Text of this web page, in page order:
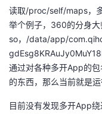
读取/proc/self/maps，
举个例子，360的分身
so，/data/app/
通过对各种多开App的
的东西，那么当前就是运
目前没有发现多开App